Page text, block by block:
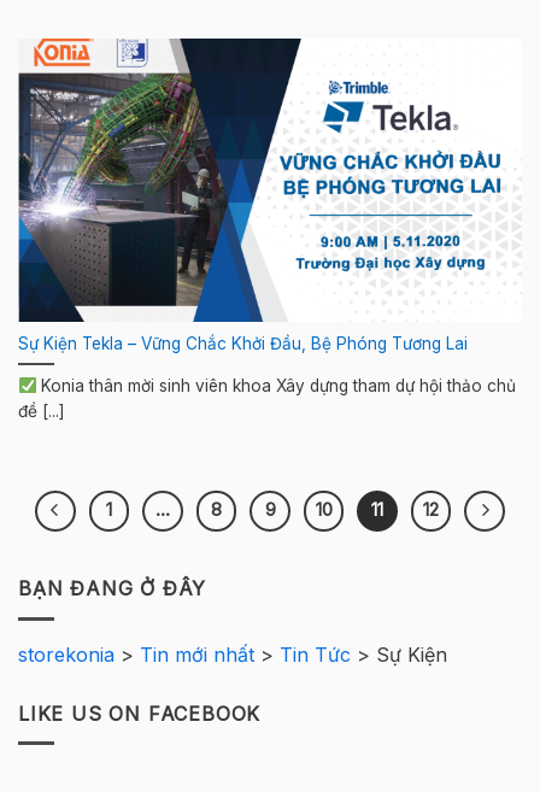
Sự Kiện Tekla – Vững Chắc Khởi Đầu, Bệ Phóng Tương Lai
Konia thân mời sinh viên khoa Xây dựng tham dự hội thảo chủ
đề [...]
1 … 8 9 10 11 12
BẠN ĐANG Ở ĐÂY
storekonia > Tin mới nhất > Tin Tức > Sự Kiện
LIKE US ON FACEBOOK